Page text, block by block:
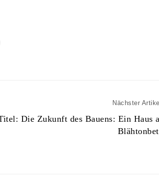
Nächster Artikel
Die Zukunft des Bauens: Ein Haus